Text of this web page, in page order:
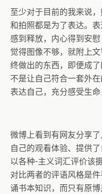
至少对于目前的我来说
和拍照都是为了表达。
感到释放，内心得到安
觉得图像不够，就附上
终做出的东西，即便成
不是让自己符合一套外
表达自己，充分感受生命
微博上看到有网友分享
自己的观看体验、提供
以各种-主义词汇评价该
对比两者的评语风格是
诵书本知识，而只有原